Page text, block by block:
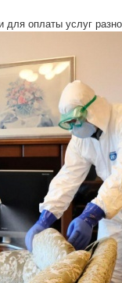
оплаты услуг